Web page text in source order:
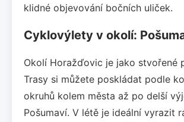
klidné objevování bočních uliček.
Cyklovýlety v okolí:
Okolí Horažďovic je jako stvořené
Trasy si můžete poskládat podle
okruhů kolem města až po delší
Pošumaví. V létě je ideální vyrazit